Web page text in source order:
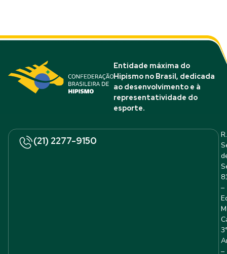
Entidade máxima do
Hipismo no Brasil, dedicada
ao desenvolvimento e à
representatividade do
esporte.
(21) 2277-9150
R.
–
–